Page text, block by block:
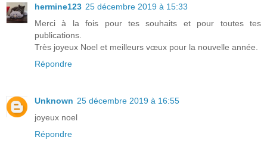
hermine123 25 décembre 2019 à 15:33
Merci à la fois pour tes souhaits et pour toutes tes
publications.
Très joyeux Noel et meilleurs vœux pour la nouvelle année.
Répondre
Unknown 25 décembre 2019 à 16:55
joyeux noel
Répondre